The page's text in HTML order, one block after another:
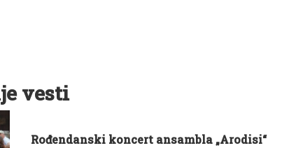
vesti
Rođendanski koncert ansambla „Arodisi“